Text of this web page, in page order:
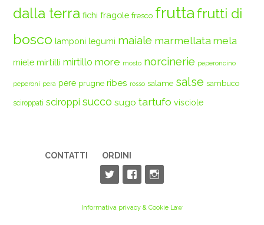
dalla terra fichi fragole fresco frutta frutti di
bosco lamponi legumi maiale marmellata mela
miele mirtilli mirtillo more mosto norcinerie peperoncino
peperoni pera pere prugne ribes rosso salame salse sambuco
sciroppati sciroppi succo sugo tartufo visciole
CONTATTI ORDINI
Informativa privacy & Cookie Law